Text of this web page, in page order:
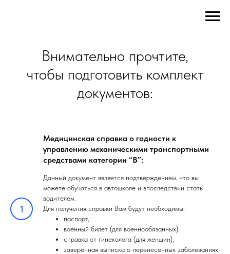
Внимательно прочтите,
чтобы подготовить комплект
документов:
Медицинская справка о годности к
управлению механическими транспортными
средствами категории “В”:
Данный документ является подтверждением, что вы
можете обучаться в автошколе и впоследствии стать
водителем.
Для получения справки Вам будут необходимы:
паспорт,
военный билет (для военнообязанных),
справка от гинеколога (для женщин),
заверенная выписка о перенесенных заболеваниях